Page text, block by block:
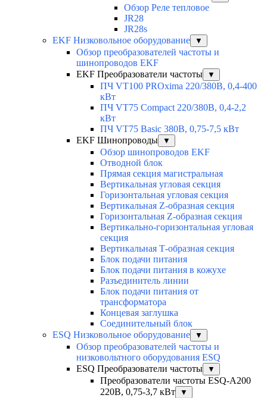
Обзор Реле тепловое
JR28
JR28s
EKF Низковольное оборудование
▼
Обзор преобразователей частоты и
шинопроводов EKF
EKF Преобразователи частоты
▼
ПЧ VT100 PROxima 220/380В, 0,4-400
кВт
ПЧ VT75 Compact 220/380В, 0,4-2,2
кВт
ПЧ VT75 Basic 380В, 0,75-7,5 кВт
EKF Шинопроводы
▼
Обзор шинопроводов EKF
Отводной блок
Прямая секция магистральная
Вертикальная угловая секция
Горизонтальная угловая секция
Вертикальная Z-образная секция
Горизонтальная Z-образная секция
Вертикально-горизонтальная угловая
секция
Вертикальная Т-образная секция
Блок подачи питания
Блок подачи питания в кожухе
Разъединитель линии
Блок подачи питания от
трансформатора
Концевая заглушка
Соединительный блок
ESQ Низковольное оборудование
▼
Обзор преобразователей частоты и
низковольтного оборудования ESQ
ESQ Преобразователи частоты
▼
Преобразователи частоты ESQ-A200
220В, 0,75-3,7 кВт
▼